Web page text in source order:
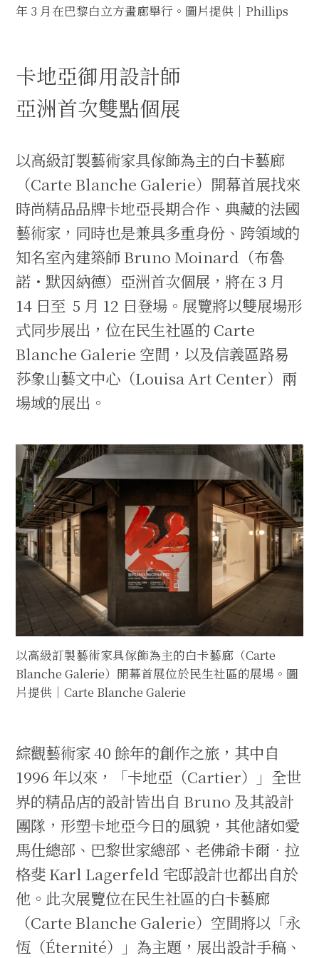
年 3 月在巴黎白立方畫廊舉行。圖片提供｜Phillips
卡地亞御用設計師
亞洲首次雙點個展
以高級訂製藝術家具傢飾為主的白卡藝廊
（Carte Blanche Galerie）開幕首展找來
時尚精品品牌卡地亞長期合作、典藏的法國
藝術家，同時也是兼具多重身份、跨領域的
知名室內建築師 Bruno Moinard（布魯
諾・默因納德）亞洲首次個展，將在 3 月
14 日至 5 月 12 日登場。展覽將以雙展場形
式同步展出，位在民生社區的 Carte
Blanche Galerie 空間，以及信義區路易
莎象山藝文中心（Louisa Art Center）兩
場域的展出。
以高級訂製藝術家具傢飾為主的白卡藝廊（Carte
Blanche Galerie）開幕首展位於民生社區的展場。圖
片提供｜Carte Blanche Galerie
綜觀藝術家 40 餘年的創作之旅，其中自
1996 年以來，「卡地亞（Cartier）」全世
界的精品店的設計皆出自 Bruno 及其設計
團隊，形塑卡地亞今日的風貌，其他諸如愛
馬仕總部、巴黎世家總部、老佛爺卡爾．拉
格斐 Karl Lagerfeld 宅邸設計也都出自於
他。此次展覽位在民生社區的白卡藝廊
（Carte Blanche Galerie）空間將以「永
恆（Éternité）」為主題，展出設計手稿、